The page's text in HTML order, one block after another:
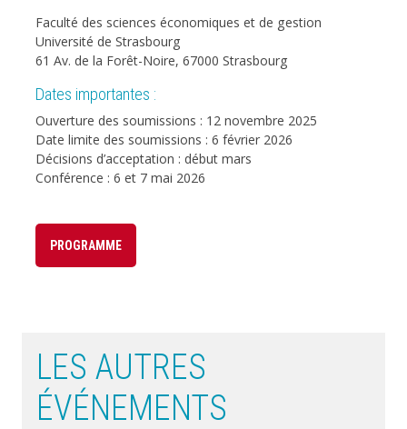
Faculté des sciences économiques et de gestion
Université de Strasbourg
61 Av. de la Forêt-Noire, 67000 Strasbourg
Dates importantes :
Ouverture des soumissions : 12 novembre 2025
Date limite des soumissions : 6 février 2026
Décisions d’acceptation : début mars
Conférence : 6 et 7 mai 2026
PROGRAMME
LES AUTRES
ÉVÉNEMENTS